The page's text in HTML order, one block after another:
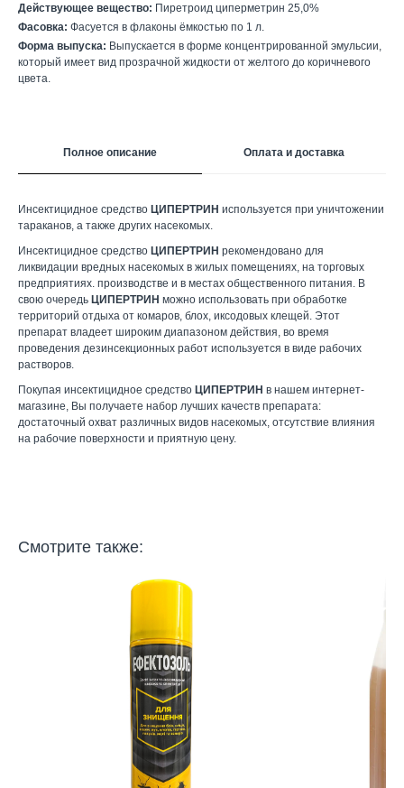
Действующее вещество: Пиретроид циперметрин 25,0%
Фасовка: Фасуется в флаконы ёмкостью по 1 л.
Форма выпуска: Выпускается в форме концентрированной эмульсии,
который имеет вид прозрачной жидкости от желтого до коричневого
цвета.
Полное описание Оплата и доставка
Инсектицидное средство ЦИПЕРТРИН используется при уничтожении
тараканов, а также других насекомых.
Инсектицидное средство ЦИПЕРТРИН рекомендовано для
ликвидации вредных насекомых в жилых помещениях, на торговых
предприятиях. производстве и в местах общественного питания. В
свою очередь ЦИПЕРТРИН можно использовать при обработке
территорий отдыха от комаров, блох, иксодовых клещей. Этот
препарат владеет широким диапазоном действия, во время
проведения дезинсекционных работ используется в виде рабочих
растворов.
Покупая инсектицидное средство ЦИПЕРТРИН в нашем интернет-
магазине, Вы получаете набор лучших качеств препарата:
достаточный охват различных видов насекомых, отсутствие влияния
на рабочие поверхности и приятную цену.
Смотрите также: